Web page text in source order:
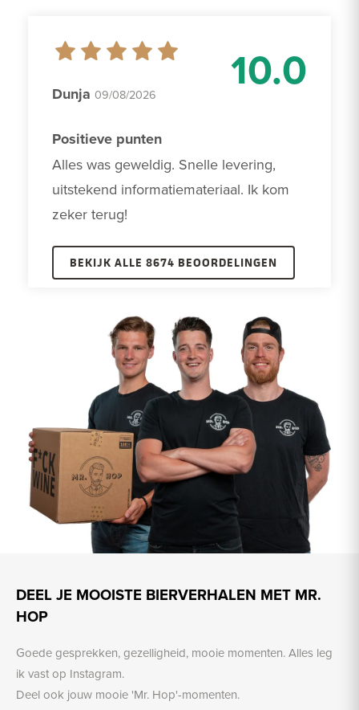
10.0
Dunja 09/08/2026
Positieve punten
Alles was geweldig. Snelle levering,
uitstekend informatiemateriaal. Ik kom
zeker terug!
BEKIJK ALLE 8674 BEOORDELINGEN
DEEL JE MOOISTE BIERVERHALEN MET MR.
HOP
Goede gesprekken, gezelligheid, mooie momenten. Alles leg
ik vast op Instagram.
Deel ook jouw mooie 'Mr. Hop'-momenten.